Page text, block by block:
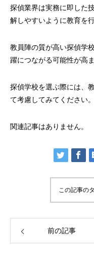
探偵業界は実務に即した
解しやすいように教育を
教員陣の質が高い探偵学
躍につながる可能性が高ま
探偵学校を選ぶ際には、
て考慮してみてください。
関連記事はありません。
この記事の
前の記事